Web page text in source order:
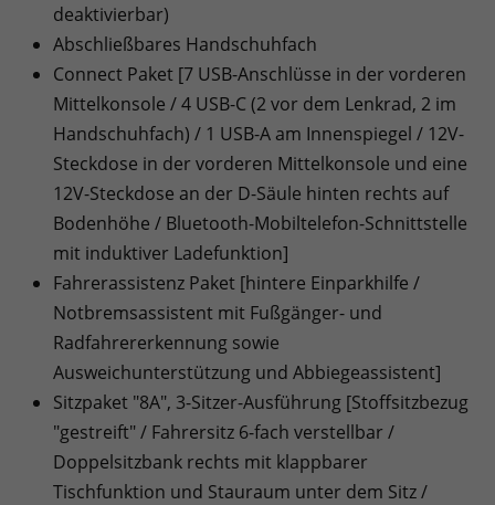
deaktivierbar)
Abschließbares Handschuhfach
Connect Paket [7 USB-Anschlüsse in der vorderen
Mittelkonsole / 4 USB-C (2 vor dem Lenkrad, 2 im
Handschuhfach) / 1 USB-A am Innenspiegel / 12V-
Steckdose in der vorderen Mittelkonsole und eine
12V-Steckdose an der D-Säule hinten rechts auf
Bodenhöhe / Bluetooth-Mobiltelefon-Schnittstelle
mit induktiver Ladefunktion]
Fahrerassistenz Paket [hintere Einparkhilfe /
Notbremsassistent mit Fußgänger- und
Radfahrererkennung sowie
Ausweichunterstützung und Abbiegeassistent]
Sitzpaket "8A", 3-Sitzer-Ausführung [Stoffsitzbezug
"gestreift" / Fahrersitz 6-fach verstellbar /
Doppelsitzbank rechts mit klappbarer
Tischfunktion und Stauraum unter dem Sitz /